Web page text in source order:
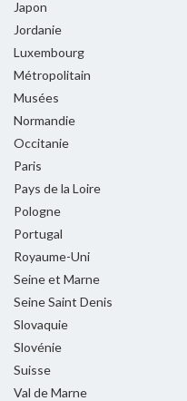
Japon
Jordanie
Luxembourg
Métropolitain
Musées
Normandie
Occitanie
Paris
Pays de la Loire
Pologne
Portugal
Royaume-Uni
Seine et Marne
Seine Saint Denis
Slovaquie
Slovénie
Suisse
Val de Marne